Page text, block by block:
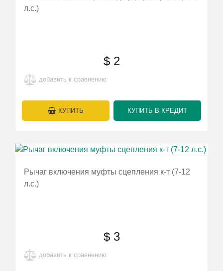
л.с.)
$2
добавить к сравнению
КУПИТЬ КУПИТЬ В КРЕДИТ
Рычаг включения муфты сцепления к-т (7-12
л.с.)
$3
добавить к сравнению